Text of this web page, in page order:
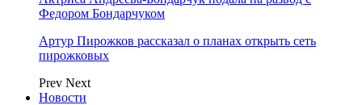
Федором Бондарчуком
Артур Пирожков рассказал о планах открыть сеть
пирожковых
Prev Next
Новости